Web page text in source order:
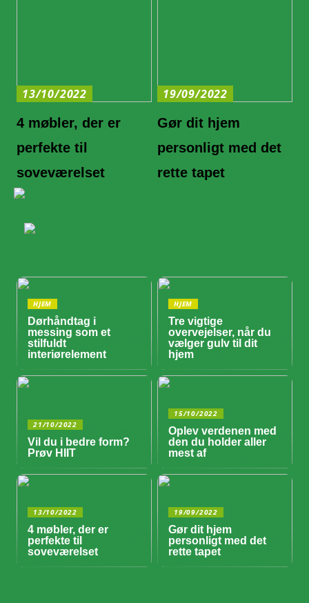
13/10/2022
4 møbler, der er
perfekte til
soveværelset
19/09/2022
Gør dit hjem
personligt med det
rette tapet
HJEM
Dørhåndtag i
messing som et
stilfuldt
interiørelement
HJEM
Tre vigtige
overvejelser, når du
vælger gulv til dit
hjem
21/10/2022
Vil du i bedre form?
Prøv HIIT
15/10/2022
Oplev verdenen med
den du holder aller
mest af
13/10/2022
4 møbler, der er
perfekte til
soveværelset
19/09/2022
Gør dit hjem
personligt med det
rette tapet